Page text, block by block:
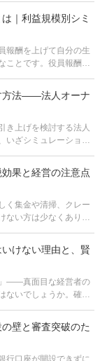
ており、投資対象とし
｜利益規模別シミ
報酬を上げて自分の生
ことです。役員報酬は
決めてしまうと、知ら
方法――法人オーナ
き上げを検討する法人
いざシミュレーション
があります。 現在の日
果と経営の注意点
く集金や清掃、クレー
ない方は少なくありま
つが駐車場経営、とり
けない理由と、賢
」——真面目な経営者の
ないでしょうか。確か
に見えます。しかし、
壁と審査突破のた
行口座が開設できずに
ォームから